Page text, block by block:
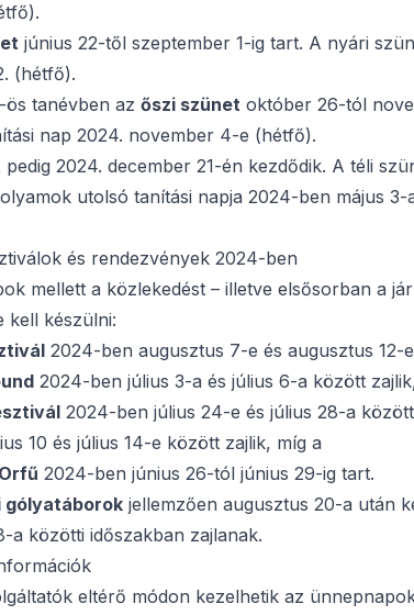
június 22-től szeptember 1-ig tart. A nyári
(hétfő).
tanévben az őszi szünet október 26-tól
nap 2024. november 4-e (hétfő).
pedig 2024. december 21-én kezdődik. A téli
utolsó tanítási napja 2024-ben május
és rendezvények 2024-ben
mellett a közlekedést – illetve elsősorban a
kell készülni:
2024-ben augusztus 7-e és augusztus
2024-ben július 3-a és július 6-a között
2024-ben július 24-e és július 28-a
10 és július 14-e között zajlik, míg a
2024-ben június 26-tól június 29-ig tart.
gólyatáborok jellemzően augusztus 20-a után
a közötti időszakban zajlanak.
eltérő módon kezelhetik az